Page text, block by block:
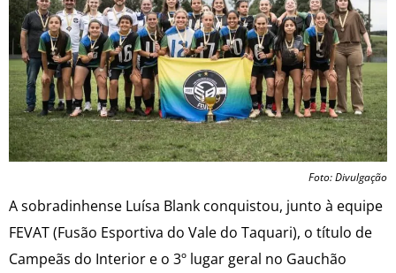
Foto: Divulgação
A sobradinhense Luísa Blank conquistou, junto à equipe
FEVAT (Fusão Esportiva do Vale do Taquari), o título de
Campeãs do Interior e o 3º lugar geral no Gauchão